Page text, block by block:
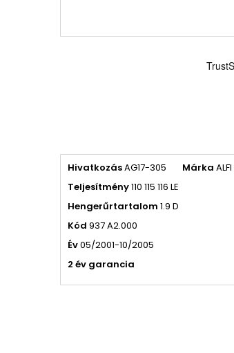
HivatkozásAG17-305 Márka
Teljesítmény110 115 116 LE
Hengerűrtartalom 1.9 D
Kód 937 A2.000
Év05/2001-10/2005
2 év garancia